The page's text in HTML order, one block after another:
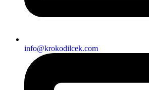
info@krokodilcek.com